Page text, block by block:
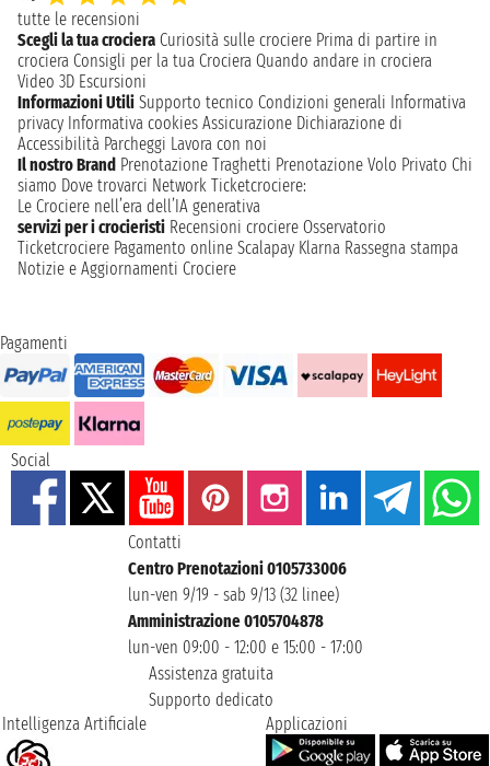
tutte le recensioni
Scegli la tua crociera Curiosità sulle crociere Prima di partire in
crociera Consigli per la tua Crociera Quando andare in crociera
Video 3D Escursioni
Informazioni Utili Supporto tecnico Condizioni generali Informativa
privacy Informativa cookies Assicurazione Dichiarazione di
Accessibilità Parcheggi Lavora con noi
Il nostro Brand Prenotazione Traghetti Prenotazione Volo Privato Chi
siamo Dove trovarci Network Ticketcrociere:
Le Crociere nell’era dell’IA generativa
servizi per i crocieristi Recensioni crociere Osservatorio
Ticketcrociere Pagamento online Scalapay Klarna Rassegna stampa
Notizie e Aggiornamenti Crociere
Pagamenti
Social
Contatti
Centro Prenotazioni 0105733006
lun-ven 9/19 - sab 9/13 (32 linee)
Amministrazione 0105704878
lun-ven 09:00 - 12:00 e 15:00 - 17:00
Assistenza gratuita
Supporto dedicato
Intelligenza Artificiale
Applicazioni